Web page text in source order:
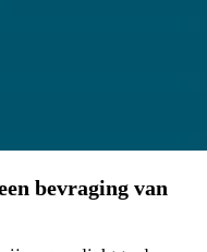
bevraging van